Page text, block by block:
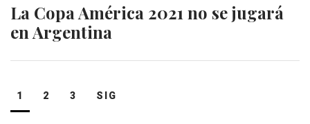
La Copa América 2021 no se jugará
en Argentina
Navegación
de
1 2 3 SIG